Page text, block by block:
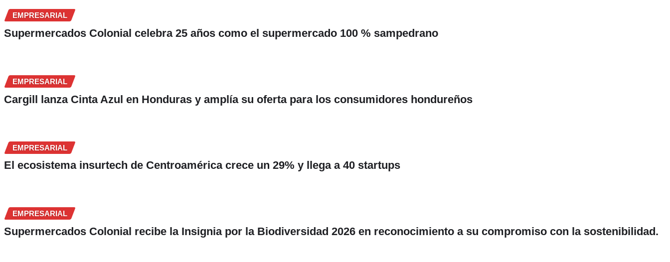
EMPRESARIAL
Supermercados Colonial celebra 25 años como el supermercado 100 % sampedrano
EMPRESARIAL
Cargill lanza Cinta Azul en Honduras y amplía su oferta para los consumidores hondureños
EMPRESARIAL
El ecosistema insurtech de Centroamérica crece un 29% y llega a 40 startups
EMPRESARIAL
Supermercados Colonial recibe la Insignia por la Biodiversidad 2026 en reconocimiento a su compromiso con la sostenibilidad.